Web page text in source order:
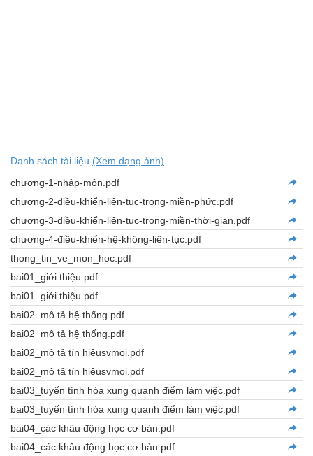
Danh sách tài liệu (Xem dạng ảnh)
chương-1-nhập-môn.pdf
chương-2-điều-khiển-liên-tục-trong-miền-phức.pdf
chương-3-điều-khiển-liên-tục-trong-miền-thời-gian.pdf
chương-4-điều-khiển-hệ-không-liên-tục.pdf
thong_tin_ve_mon_hoc.pdf
bai01_giới thiệu.pdf
bai01_giới thiệu.pdf
bai02_mô tả hệ thống.pdf
bai02_mô tả hệ thống.pdf
bai02_mô tả tín hiệusvmoi.pdf
bai02_mô tả tín hiệusvmoi.pdf
bai03_tuyến tính hóa xung quanh điểm làm việc.pdf
bai03_tuyến tính hóa xung quanh điểm làm việc.pdf
bai04_các khâu động học cơ bản.pdf
bai04_các khâu động học cơ bản.pdf